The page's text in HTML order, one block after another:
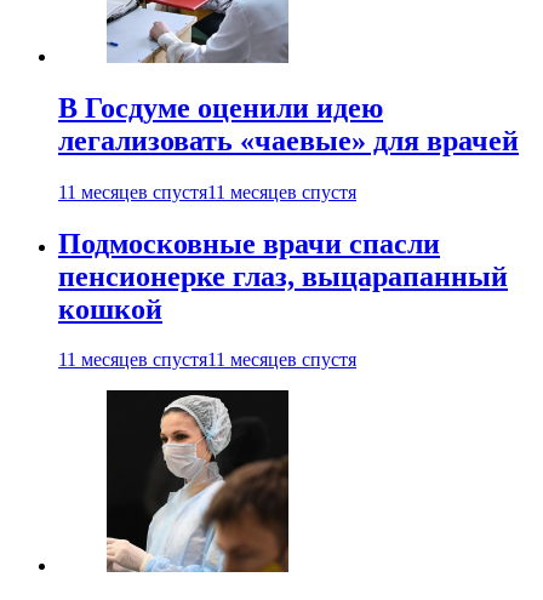
В Госдуме оценили идею
легализовать «чаевые» для врачей
11 месяцев спустя11 месяцев спустя
Подмосковные врачи спасли
пенсионерке глаз, выцарапанный
кошкой
11 месяцев спустя11 месяцев спустя